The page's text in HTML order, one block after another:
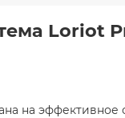
Loriot
на